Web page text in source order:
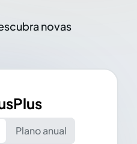
novas
Plano anual